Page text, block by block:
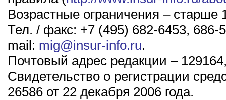
Возрастные ограничения – старше
Тел. / факс: +7 (495) 682-6453, 686-
mail: mig@insur-info.ru.
Почтовый адрес редакции –
Свидетельство о регистрации
26586 от 22 декабря 2006 года.